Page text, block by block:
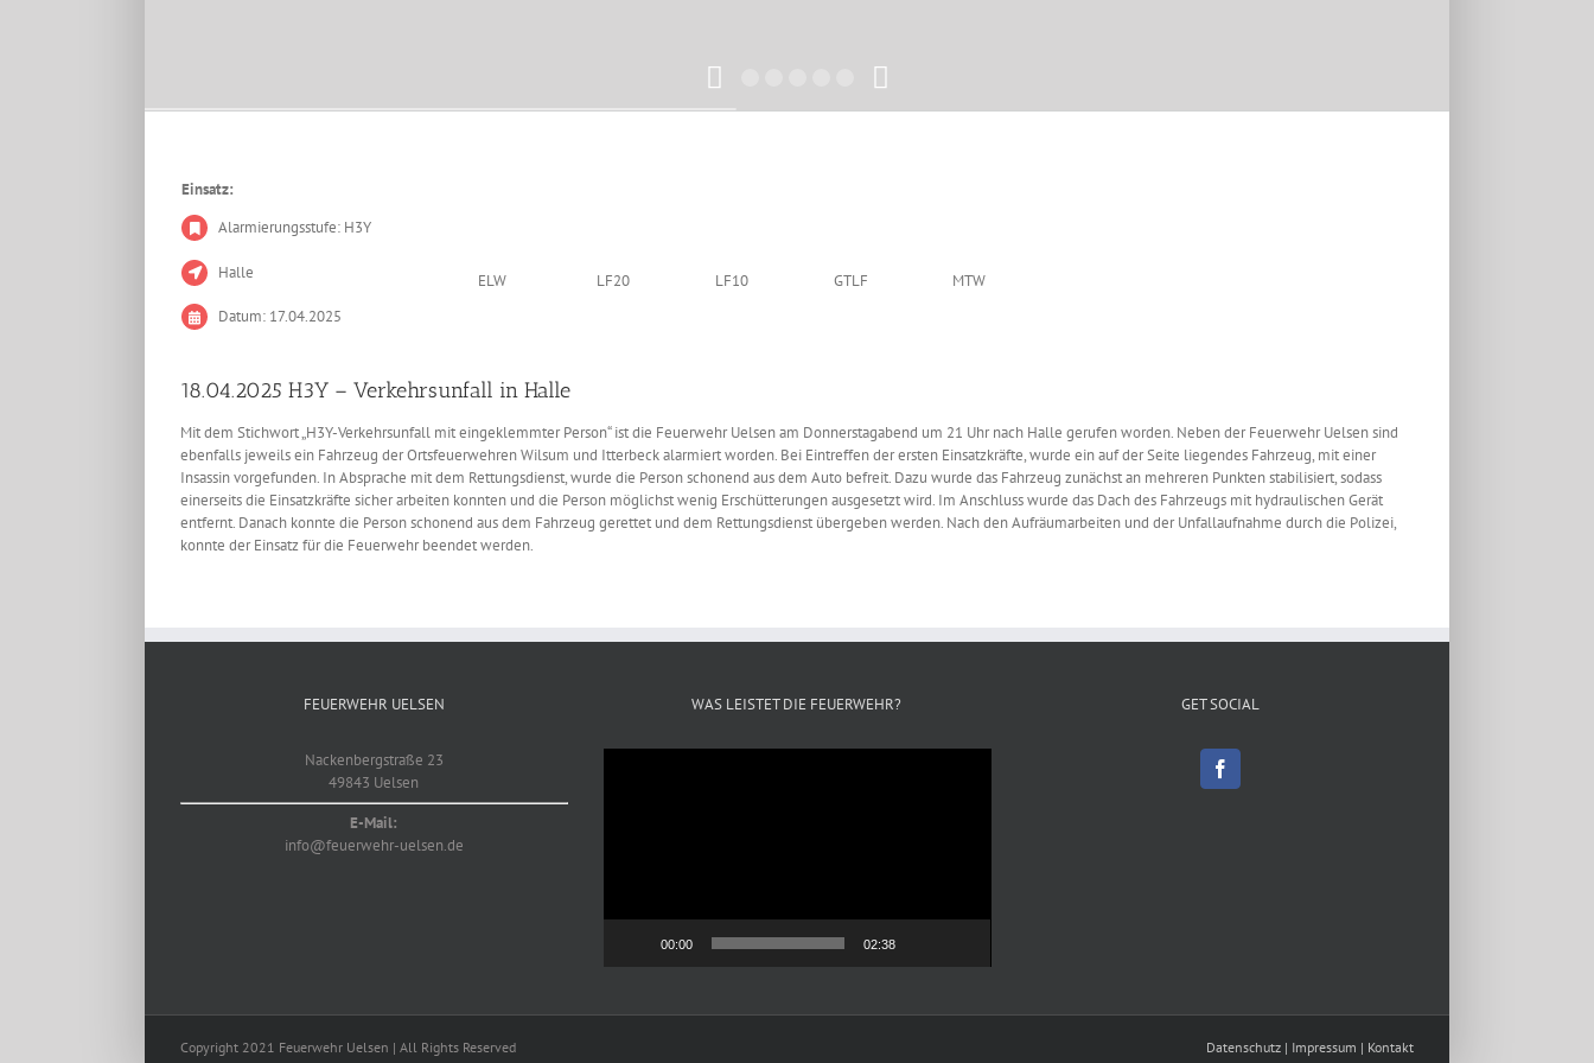
Einsatz:
Alarmierungsstufe: H3Y
Halle
Datum: 17.04.2025
ELW LF20 LF10 GTLF MTW
18.04.2025 H3Y – Verkehrsunfall in Halle
Mit dem Stichwort „H3Y-Verkehrsunfall mit eingeklemmter Person“ ist die Feuerwehr Uelsen am Donnerstagabend um 21 Uhr nach Halle gerufen worden. Neben der Feuerwehr Uelsen sind
ebenfalls jeweils ein Fahrzeug der Ortsfeuerwehren Wilsum und Itterbeck alarmiert worden. Bei Eintreffen der ersten Einsatzkräfte, wurde ein auf der Seite liegendes Fahrzeug, mit einer
Insassin vorgefunden. In Absprache mit dem Rettungsdienst, wurde die Person schonend aus dem Auto befreit. Dazu wurde das Fahrzeug zunächst an mehreren Punkten stabilisiert, sodass
einerseits die Einsatzkräfte sicher arbeiten konnten und die Person möglichst wenig Erschütterungen ausgesetzt wird. Im Anschluss wurde das Dach des Fahrzeugs mit hydraulischen Gerät
entfernt. Danach konnte die Person schonend aus dem Fahrzeug gerettet und dem Rettungsdienst übergeben werden. Nach den Aufräumarbeiten und der Unfallaufnahme durch die Polizei,
konnte der Einsatz für die Feuerwehr beendet werden.
FEUERWEHR UELSEN
Nackenbergstraße 23
49843 Uelsen
E-Mail:
info@feuerwehr-uelsen.de
WAS LEISTET DIE FEUERWEHR?
00:00 02:38
GET SOCIAL
Copyright 2021 Feuerwehr Uelsen | All Rights Reserved Datenschutz | Impressum | Kontakt